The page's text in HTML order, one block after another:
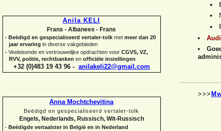
Anila KELI
Frans - Albanees - Frans
- Beëdigd en gespecialiseerd vertaler-tolk met meer dan 20
jaar ervaring in diverse vakgebieden
- Veeleisende en vertrouwelijke opdrachten voor CGVS, VZ,
RVV, politie, rechtbanken en officiële instellingen
+32 (0)483 19 43 96 - anilakeli22@gmail.com
Anna Mochtchevitina
Beëdigd en gespecialiseerd vertaler-tolk
Engels, Nederlands, Russisch, Wit-Russisch
- Beëdigde vertaalster in België en in Nederland
>>>